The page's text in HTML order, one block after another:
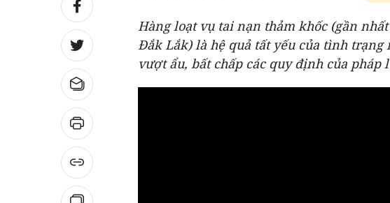
Hàng loạt vụ tai nạn thảm khốc (gần
Đắk Lắk) là hệ quả tất yếu của tình
vượt ẩu, bất chấp các quy định của pháp